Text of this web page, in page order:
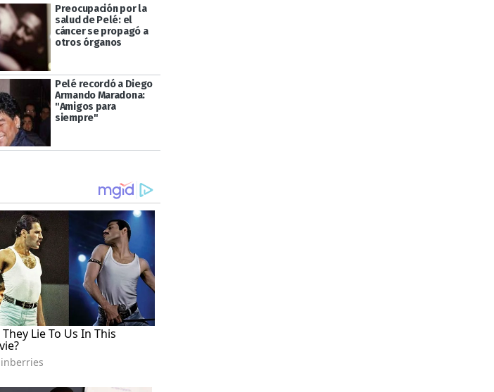
Preocupación por la
salud de Pelé: el
cáncer se propagó a
otros órganos
Pelé recordó a Diego
Armando Maradona:
"Amigos para
siempre"